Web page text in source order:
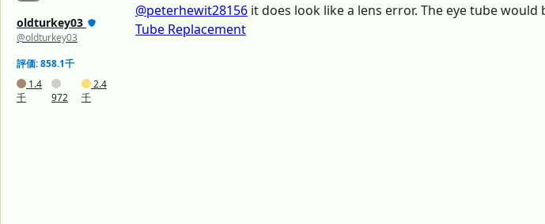
oldturkey03
@oldturkey03
評価: 858.1千
1.4
千
972
2.4
千
@peterhewit28156 it does look like a lens error. The eye tube
Tube Replacement